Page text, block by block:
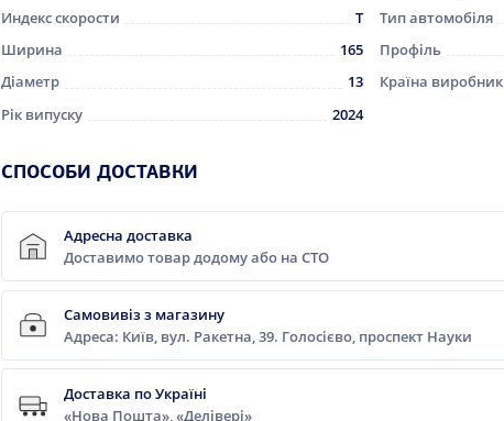
Индекс скорости
T Тип автомобіля
Ширина
165 Профіль
Діаметр
13 Країна виробник
Рік випуску
2024
СПОСОБИ ДОСТАВКИ
Адресна доставка
Доставимо товар додому або на СТО
Самовивіз з магазину
Адреса: Київ, вул. Ракетна, 39. Голосієво, проспект Науки
Доставка по Україні
«Нова Пошта», «Делівері»